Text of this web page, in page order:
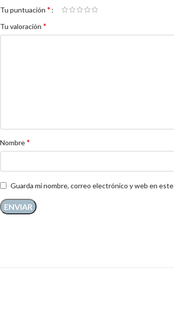
Tu puntuación *
Tu valoración *
Nombre*
Guarda mi nombre, correo electrónico y web en